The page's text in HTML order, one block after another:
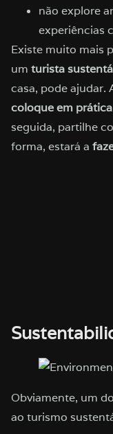
não explore
experiências
Existe muito mais
um turista
casa, pode ajudar.
coloque em prática
seguida, partilhe
forma, estará a
Obviamente, um
ao turismo